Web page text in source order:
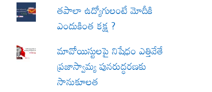
త‌పాలా ఉద్యోగులంటే మోదీకి
ఎందుకింత కక్ష ?
మావోయిస్టులపై నిషేధం ఎత్తివేతే
ప్రజాస్వామ్య పునరుద్ధరణకు
సానుకూలత